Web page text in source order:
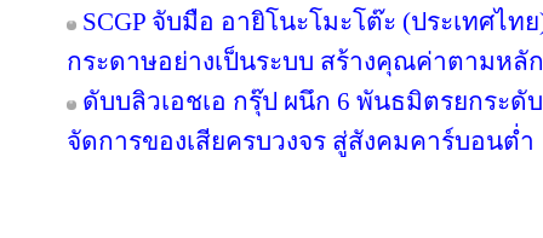
SCGP จับมือ อายิโนะโมะโต๊ะ (ประเทศไท
กระดาษอย่างเป็นระบบ สร้างคุณค่าตามหลั
ดับบลิวเอชเอ กรุ๊ป ผนึก 6 พันธมิตรยกระดับ
จัดการของเสียครบวงจร สู่สังคมคาร์บอนต่ำ